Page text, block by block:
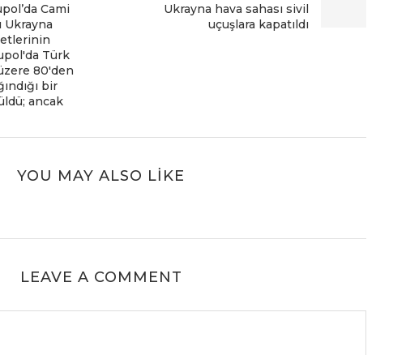
Cami
Ukrayna
Türk
80'dеn
bir
ancak
Ukrayna hava sahası sivil
uçuşlara kapatıldı
YOU MAY ALSO LIKE
LEAVE A COMMENT